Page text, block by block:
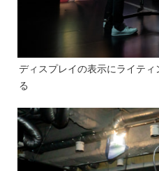
ディスプレイの表示にライテ
る